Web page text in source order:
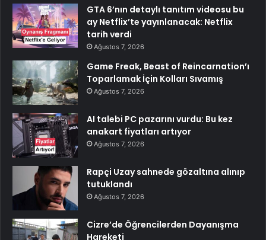
GTA 6’nın detaylı tanıtım videosu bu
ay Netflix’te yayınlanacak: Netflix
tarih verdi
Ağustos 7, 2026
Game Freak, Beast of Reincarnation’ı
Toparlamak İçin Kolları Sıvamış
Ağustos 7, 2026
AI talebi PC pazarını vurdu: Bu kez
anakart fiyatları artıyor
Ağustos 7, 2026
Rapçi Uzay sahnede gözaltına alınıp
tutuklandı
Ağustos 7, 2026
Cizre’de Öğrencilerden Dayanışma
Hareketi